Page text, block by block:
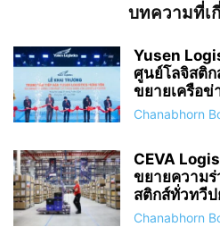
บทความที่เ
Yusen
ศูนย์โลจิสติก
ขยายเครือข่
Chanabhorn
CEVA
ขยายความร่
สติกส์ทั่วทวีป
Chanabhorn